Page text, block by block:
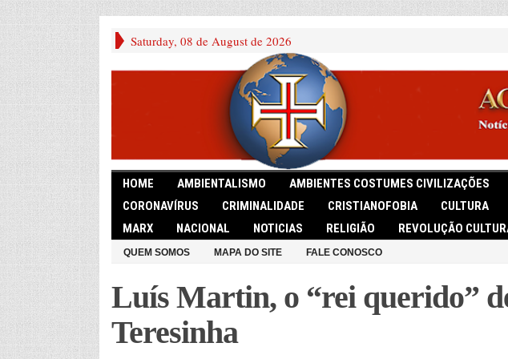
Saturday, 08 de August de 2026
HOME AMBIENTALISMO AMBIENTES COSTUMES CIVILIZAÇÕES
CORONAVÍRUS
CRIMINALIDADE CRISTIANOFOBIA CULTURA
MARX
NACIONAL NOTICIAS RELIGIÃO REVOLUÇÃO
QUEM SOMOS MAPA DO SITE FALE CONOSCO
Luís Martin, o “rei querido”
Teresinha